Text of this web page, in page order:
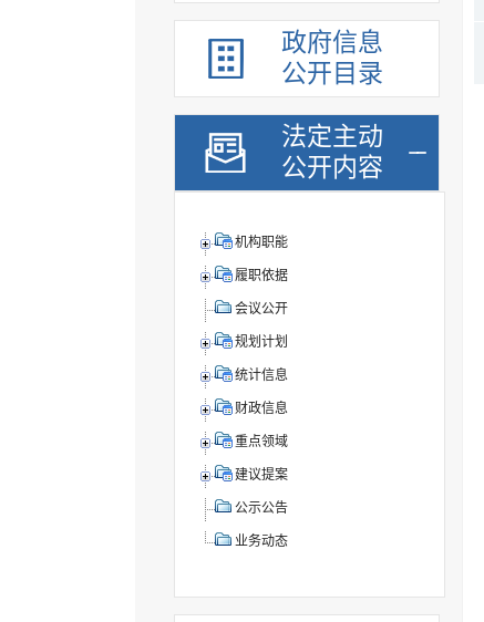
政府信息
公开目录
法定主动
公开内容
机构职能
履职依据
会议公开
规划计划
统计信息
财政信息
重点领域
建议提案
公示公告
业务动态